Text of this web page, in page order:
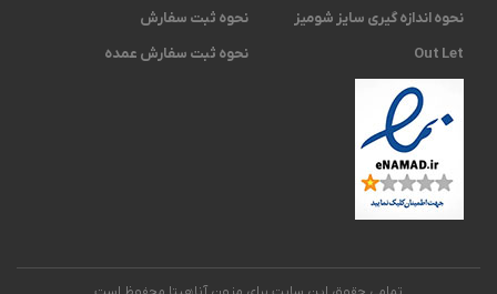
نحوه اندازه گیری ‫سایز شومیز
Out Let
نحوه ثبت سفارش
نحوه ثبت سفارش عمده